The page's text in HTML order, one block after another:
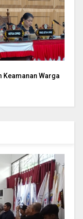
Keamanan Warga